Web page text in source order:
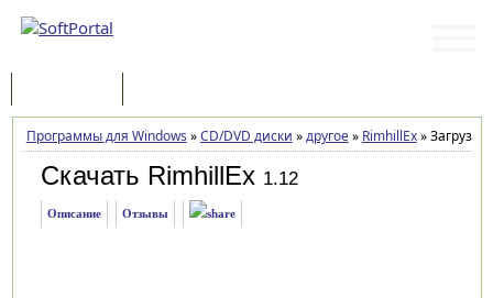
Программы для Windows »CD/DVD диски »другое» RimhillEx»Загрузка
Скачать RimhillEx 1.12
Описание Отзывы